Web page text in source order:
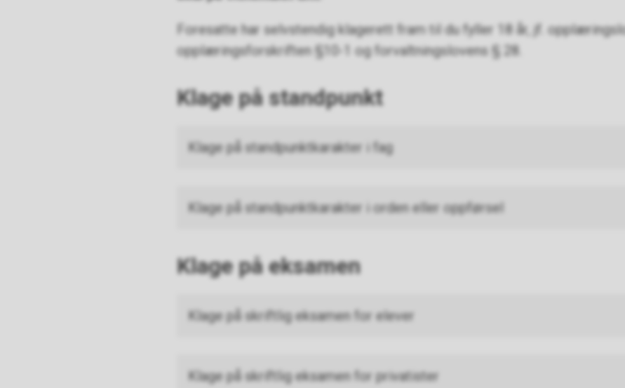
Foresatte har selvstendig klagerett fram til du fyller 18 år, jf.
opplæringsforskriften §10-1 og forvaltningslovens § 28.
Klage på standpunkt
Klage på standpunktkarakter i fag
Klage på standpunktkarakter i orden eller oppførsel
Klage på eksamen
Klage på skriftlig eksamen for elever
Klage på skriftlig eksamen for privatister